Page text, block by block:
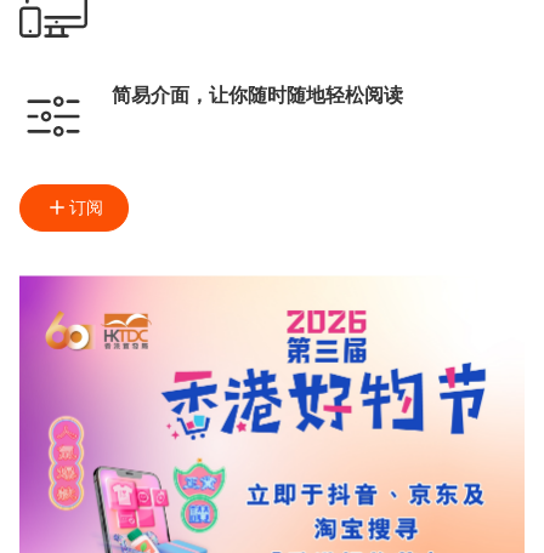
简易介面，让你随时随地轻松阅读
订阅